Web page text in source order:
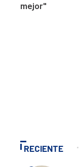
mejor"
RECIENTE